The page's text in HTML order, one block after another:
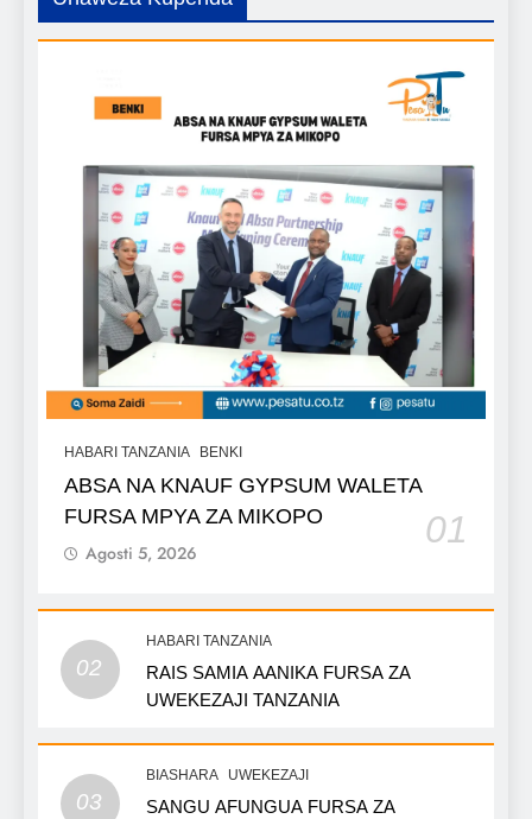
HABARI TANZANIA BENKI
ABSA NA KNAUF GYPSUM WALETA
FURSA MPYA ZA MIKOPO
01
Agosti 5, 2026
02
HABARI TANZANIA
RAIS SAMIA AANIKA FURSA ZA
UWEKEZAJI TANZANIA
03
BIASHARA UWEKEZAJI
SANGU AFUNGUA FURSA ZA